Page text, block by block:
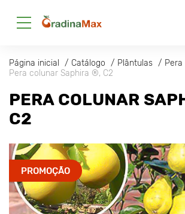
Página inicial Catálogo Plântulas
Pera
Pera colunar Saphira ®, C2
PERA COLUNAR
C2
PROMOÇÃO